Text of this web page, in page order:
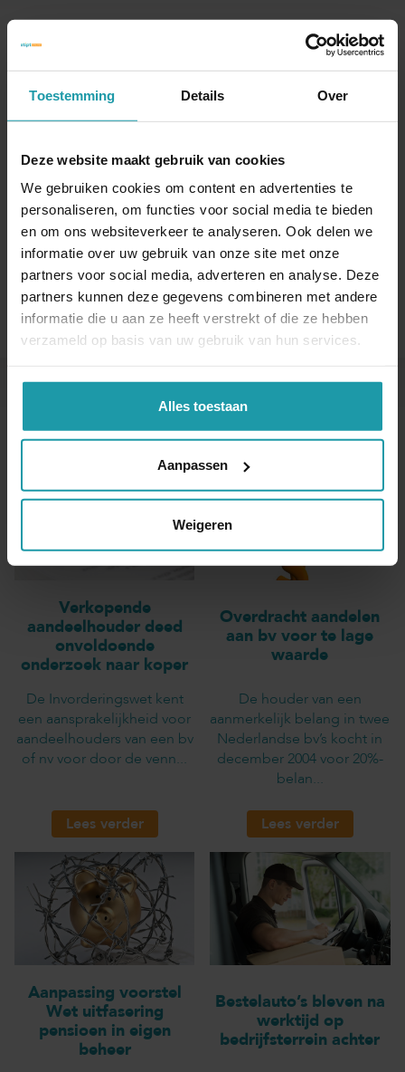
Toestemming Details Over
Deze website maakt gebruik van cookies
We gebruiken cookies om content en advertenties te
personaliseren, om functies voor social media te bieden
en om ons websiteverkeer te analyseren. Ook delen we
informatie over uw gebruik van onze site met onze
partners voor social media, adverteren en analyse. Deze
partners kunnen deze gegevens combineren met andere
informatie die u aan ze heeft verstrekt of die ze hebben
verzameld op basis van uw gebruik van hun services.
Alles toestaan
Aanpassen
Weigeren
Blijf op de hoogte van het financiële nieuws
Schrijf je hieronder in voor onze maandelijkse
E-mail adres*
Andere interessante artikelen
Verkopende
aandeelhouder deed
onvoldoende
onderzoek naar koper
De Invorderingswet kent
een aansprakelijkheid voor
aandeelhouders van een bv
of nv voor door de venn...
Lees verder
Overdracht aandelen
aan bv voor te lage
waarde
De houder van een
aanmerkelijk belang in twee
Nederlandse bv’s kocht in
december 2004 voor 20%-
belan...
Lees verder
Aanpassing voorstel
Wet uitfasering
pensioen in eigen
beheer
Bestelauto’s bleven na
werktijd op
bedrijfsterrein achter